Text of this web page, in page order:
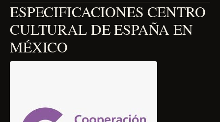
ESPECIFICACIONES CENTRO
CULTURAL DE ESPAÑA EN
MÉXICO